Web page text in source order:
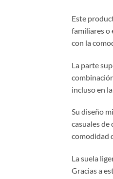
Este
familiares o
con la
La parte
incluso en
Su diseño
casuales
comodidad
La suela
Gracias a